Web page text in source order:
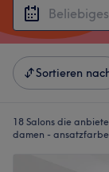
Sortieren
18 Salons die
damen -